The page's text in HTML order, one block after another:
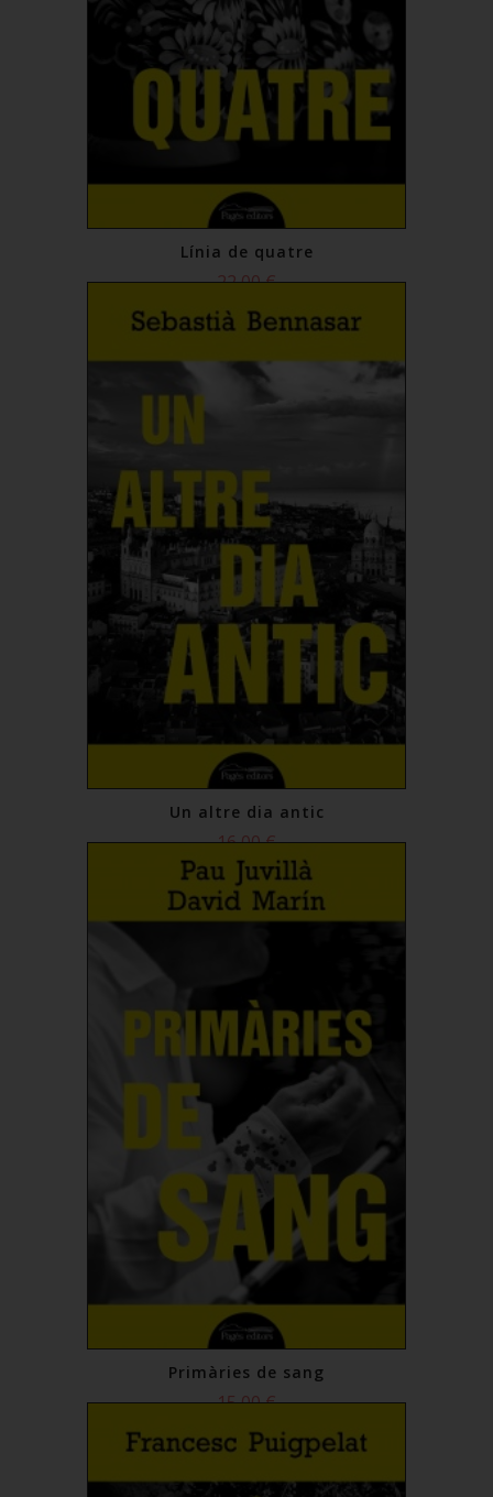
Línia de quatre
22,00 €
Comprar
Un altre dia antic
16,00 €
Comprar
Primàries de sang
15,00 €
Comprar